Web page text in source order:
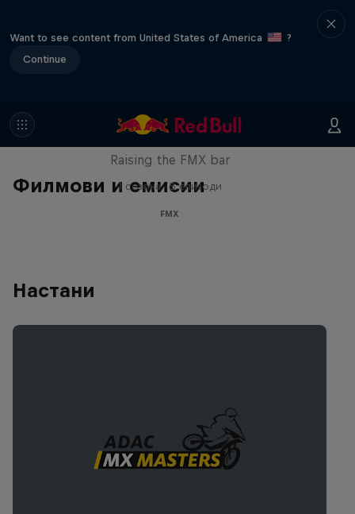
Want to see content from United States of America
?
Continue
Филмови и емисии
Luc Ackermann: FMX Unloaded
Raising the FMX bar
1 сезона · 5 епизоди
FMX
Настани